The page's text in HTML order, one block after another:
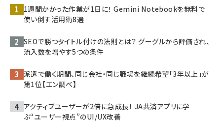
1週間かかった作業が1日に！ Gemini Notebookを無料で
使い倒す活用術8選
SEOで勝つタイトル付けの法則とは？ グーグルから評価され、
流入数を増やす5つの条件
派遣で働く期間、同じ会社・同じ職場を継続希望「3年以上」が
第1位【エン調べ】
アクティブユーザーが2倍に急成長！ JA共済アプリに学
ぶ“ユーザー視点”のUI/UX改善